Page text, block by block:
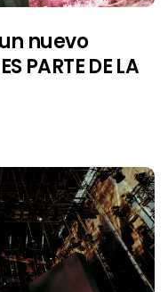
nuevo
PARTE DE LA